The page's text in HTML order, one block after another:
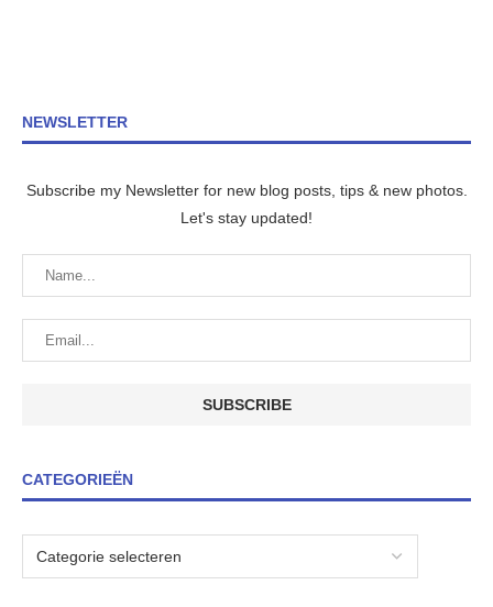
NEWSLETTER
Subscribe my Newsletter for new blog posts, tips & new photos.
Let's stay updated!
CATEGORIEËN